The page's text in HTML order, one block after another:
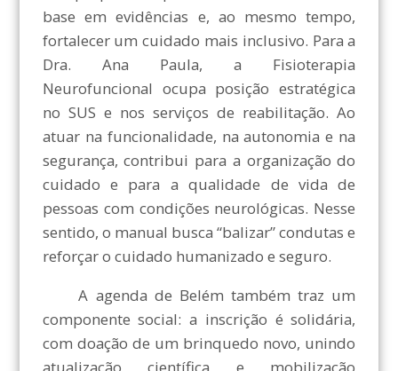
base em evidências e, ao mesmo tempo,
fortalecer um cuidado mais inclusivo. Para a
Dra. Ana Paula, a Fisioterapia
Neurofuncional ocupa posição estratégica
no SUS e nos serviços de reabilitação. Ao
atuar na funcionalidade, na autonomia e na
segurança, contribui para a organização do
cuidado e para a qualidade de vida de
pessoas com condições neurológicas. Nesse
sentido, o manual busca “balizar” condutas e
reforçar o cuidado humanizado e seguro.
A agenda de Belém também traz um
componente social: a inscrição é solidária,
com doação de um brinquedo novo, unindo